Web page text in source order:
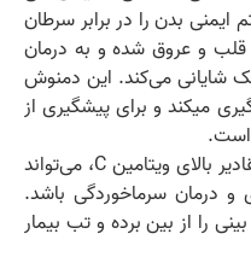
بدن را در برابر سرطان
و عروق شده و به درمان
شایانی می‌کند. این دمنوش
میکند و برای پیشگیری از
است.
چای گل‌محمدی، با داشتن مقادیر بالای ویتامین C، می‌تواند
و درمان سرماخوردگی باشد.
را از بین برده و تب بیمار